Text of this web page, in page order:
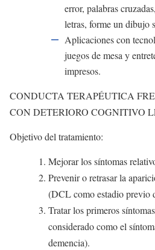
error, palabras
letras, forme un dibujo
Aplicaciones con
juegos de mesa y
impresos.
CONDUCTA TERAPÉUTICA
CON DETERIORO COGNITIVO
Objetivo del tratamiento:
Mejorar los síntomas
Prevenir o retrasar la
(DCL como estadio previo
Tratar los primeros
considerado como el
demencia).